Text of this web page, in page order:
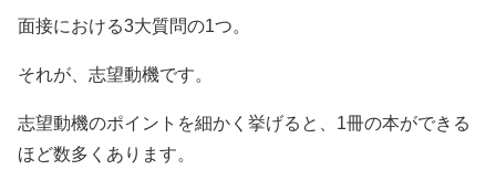
面接における3大質問の1つ。
それが、志望動機です。
志望動機のポイントを細かく挙げると、1冊の本ができる
ほど数多くあります。